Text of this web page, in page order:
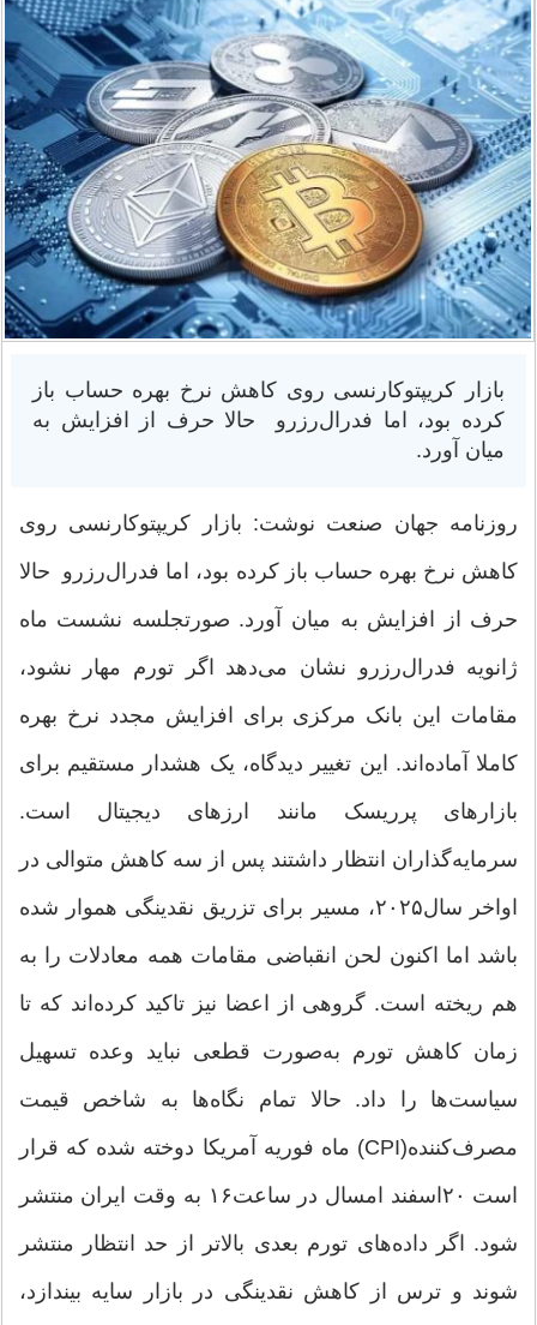
بازار کریپتوکارنسی روی کاهش نرخ بهره حساب باز
کرده بود، اما فدرال‌رزرو حالا حرف از افزایش به
میان آورد.
روزنامه جهان صنعت نوشت: بازار کریپتوکارنسی روی
کاهش نرخ بهره حساب باز کرده بود، اما فدرال‌رزرو حالا
حرف از افزایش به میان آورد. صورتجلسه نشست ماه
ژانویه فدرال‌رزرو نشان می‌دهد اگر تورم مهار نشود،
مقامات این بانک مرکزی برای افزایش مجدد نرخ بهره
کاملا آماده‌اند. این تغییر دیدگاه، یک هشدار مستقیم برای
بازارهای پرریسک مانند ارزهای دیجیتال است.
سرمایه‌گذاران انتظار داشتند پس از سه کاهش متوالی در
اواخر سال۲۰۲۵، مسیر برای تزریق نقدینگی هموار شده
باشد اما اکنون لحن انقباضی مقامات همه معادلات را به
هم ریخته است. گروهی از اعضا نیز تاکید کرده‌اند که تا
زمان کاهش تورم به‌صورت قطعی نباید وعده تسهیل
سیاست‌ها را داد. حالا تمام نگاه‌ها به شاخص قیمت
مصرف‌کننده(CPI) ماه فوریه آمریکا دوخته شده که قرار
است ۲۰اسفند امسال در ساعت۱۶ به وقت ایران منتشر
شود. اگر داده‌های تورم بعدی بالاتر از حد انتظار منتشر
شوند و ترس از کاهش نقدینگی در بازار سایه بیندازد،